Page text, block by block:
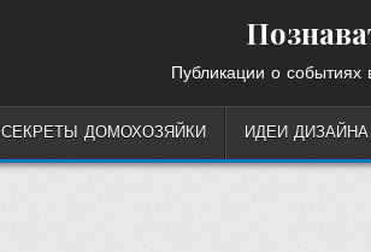
Публикации о событиях
СЕКРЕТЫ ДОМОХОЗЯЙКИ ИДЕИ